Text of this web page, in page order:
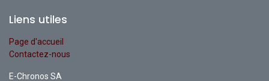
Liens utiles
Page d'accueil
Contactez-nous
E-Chronos SA